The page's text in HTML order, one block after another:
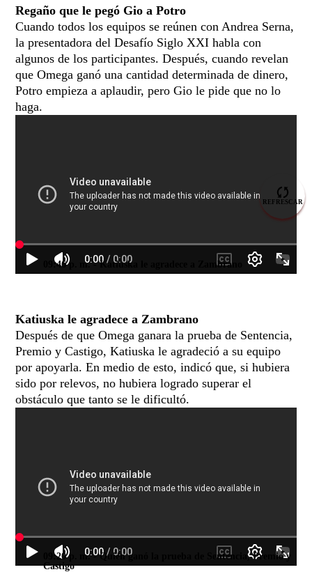
REFRESCAR
Regaño que le pegó Gio a Potro
Cuando todos los equipos se reúnen con Andrea Serna,
la presentadora del Desafío Siglo XXI habla con
algunos de los participantes. Después, cuando revelan
que Omega ganó una cantidad determinada de dinero,
Potro empieza a aplaudir, pero Gio le pide que no lo
haga.
09:46 p. m.- Katiuska le agradece a Zambrano
Katiuska le agradece a Zambrano
Después de que Omega ganara la prueba de Sentencia,
Premio y Castigo, Katiuska le agradeció a su equipo
por apoyarla. En medio de esto, indicó que, si hubiera
sido por relevos, no hubiera logrado superar el
obstáculo que tanto se le dificultó.
09:20 p. m.- Quién ganó la prueba de Sentencia, Premio y
Castigo